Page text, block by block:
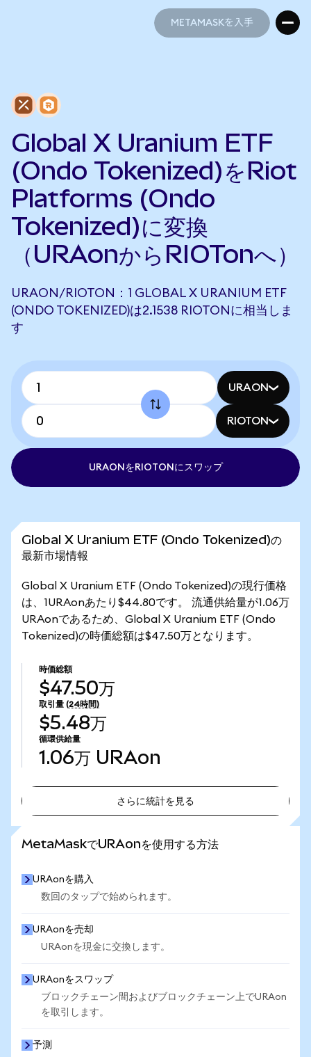
METAMASKを入手
Global X Uranium ETF
(Ondo Tokenized)をRiot
Platforms (Ondo
Tokenized)に変換
（URAonからRIOTonへ）
URAON/RIOTON：1 GLOBAL X URANIUM ETF
(ONDO TOKENIZED)は2.1538 RIOTONに相当しま
す
URAON
RIOTON
URAONをRIOTONにスワップ
Global X Uranium ETF (Ondo Tokenized)の
最新市場情報
Global X Uranium ETF (Ondo Tokenized)の現行価格
は、1URAonあたり$44.80です。 流通供給量が1.06万
URAonであるため、Global X Uranium ETF (Ondo
Tokenized)の時価総額は$47.50万となります。
時価総額
$47.50万
取引量 (24時間)
$5.48万
循環供給量
1.06万 URAon
さらに統計を見る
MetaMaskでURAonを使用する方法
URAonを購入
数回のタップで始められます。
URAonを売却
URAonを現金に交換します。
URAonをスワップ
ブロックチェーン間およびブロックチェーン上でURAon
を取引します。
予測